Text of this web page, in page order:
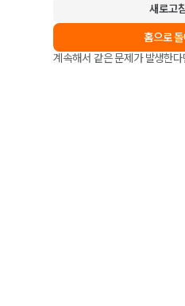
새로고
홈으로
계속해서 같은 문제가 발생한다